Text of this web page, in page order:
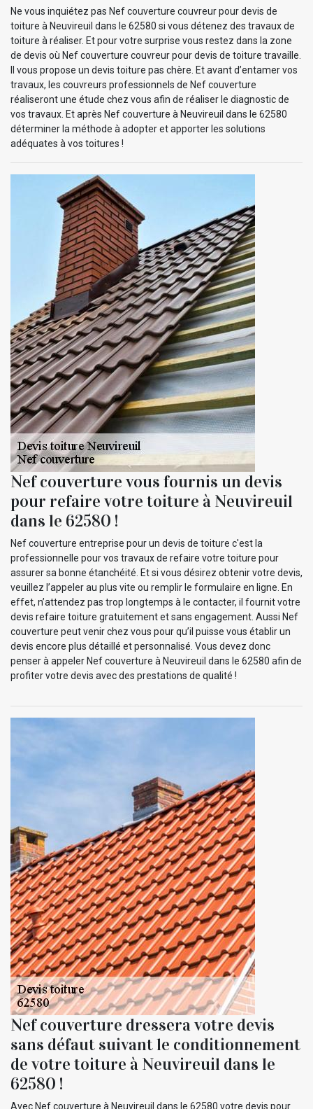
Ne vous inquiétez pas Nef couverture couvreur pour devis de
toiture à Neuvireuil dans le 62580 si vous détenez des travaux de
toiture à réaliser. Et pour votre surprise vous restez dans la zone
de devis où Nef couverture couvreur pour devis de toiture travaille.
Il vous propose un devis toiture pas chère. Et avant d’entamer vos
travaux, les couvreurs professionnels de Nef couverture
réaliseront une étude chez vous afin de réaliser le diagnostic de
vos travaux. Et après Nef couverture à Neuvireuil dans le 62580
déterminer la méthode à adopter et apporter les solutions
adéquates à vos toitures !
Nef couverture vous fournis un devis
pour refaire votre toiture à Neuvireuil
dans le 62580 !
Nef couverture entreprise pour un devis de toiture c'est la
professionnelle pour vos travaux de refaire votre toiture pour
assurer sa bonne étanchéité. Et si vous désirez obtenir votre devis,
veuillez l’appeler au plus vite ou remplir le formulaire en ligne. En
effet, n’attendez pas trop longtemps à le contacter, il fournit votre
devis refaire toiture gratuitement et sans engagement. Aussi Nef
couverture peut venir chez vous pour qu’il puisse vous établir un
devis encore plus détaillé et personnalisé. Vous devez donc
penser à appeler Nef couverture à Neuvireuil dans le 62580 afin de
profiter votre devis avec des prestations de qualité !
Nef couverture dressera votre devis
sans défaut suivant le conditionnement
de votre toiture à Neuvireuil dans le
62580 !
Avec Nef couverture à Neuvireuil dans le 62580 votre devis pour